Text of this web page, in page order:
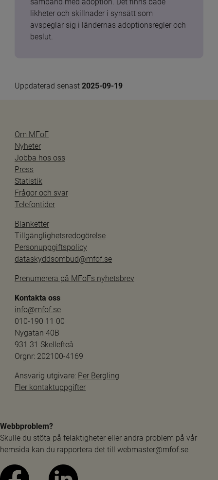
likheter och skillnader i synsätt som
avspeglar sig i ländernas adoptionsregler och
beslut.
Uppdaterad senast 2025-09-19
Om MFoF
Nyheter
Jobba hos oss
Press
Statistik
Frågor och svar
Telefontider
Blanketter
Tillgänglighetsredogörelse
Personuppgiftspolicy
dataskyddsombud@mfof.se
Prenumerera på MFoFs nyhetsbrev
Kontakta oss
info@mfof.se
010-190 11 00
Nygatan 40B
931 31 Skellefteå
Orgnr: 202100-4169
Ansvarig utgivare: Per Bergling
Fler kontaktuppgifter
Webbproblem?
Skulle du stöta på felaktigheter eller andra problem på vår
hemsida kan du rapportera det till webmaster@mfof.se